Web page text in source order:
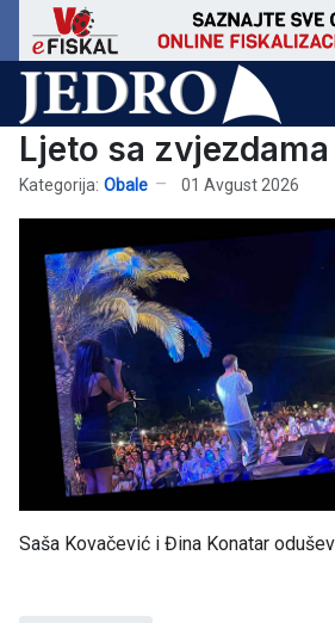
Ljeto sa
Kategorija: Obale 01 Avgust 2026
Saša Kovačević i Đina Konatar